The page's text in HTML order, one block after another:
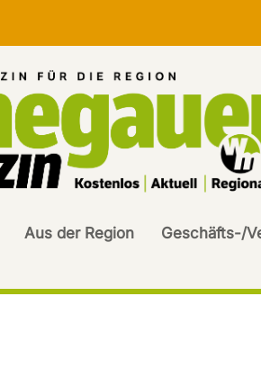
Aus der Region Geschäfts-/